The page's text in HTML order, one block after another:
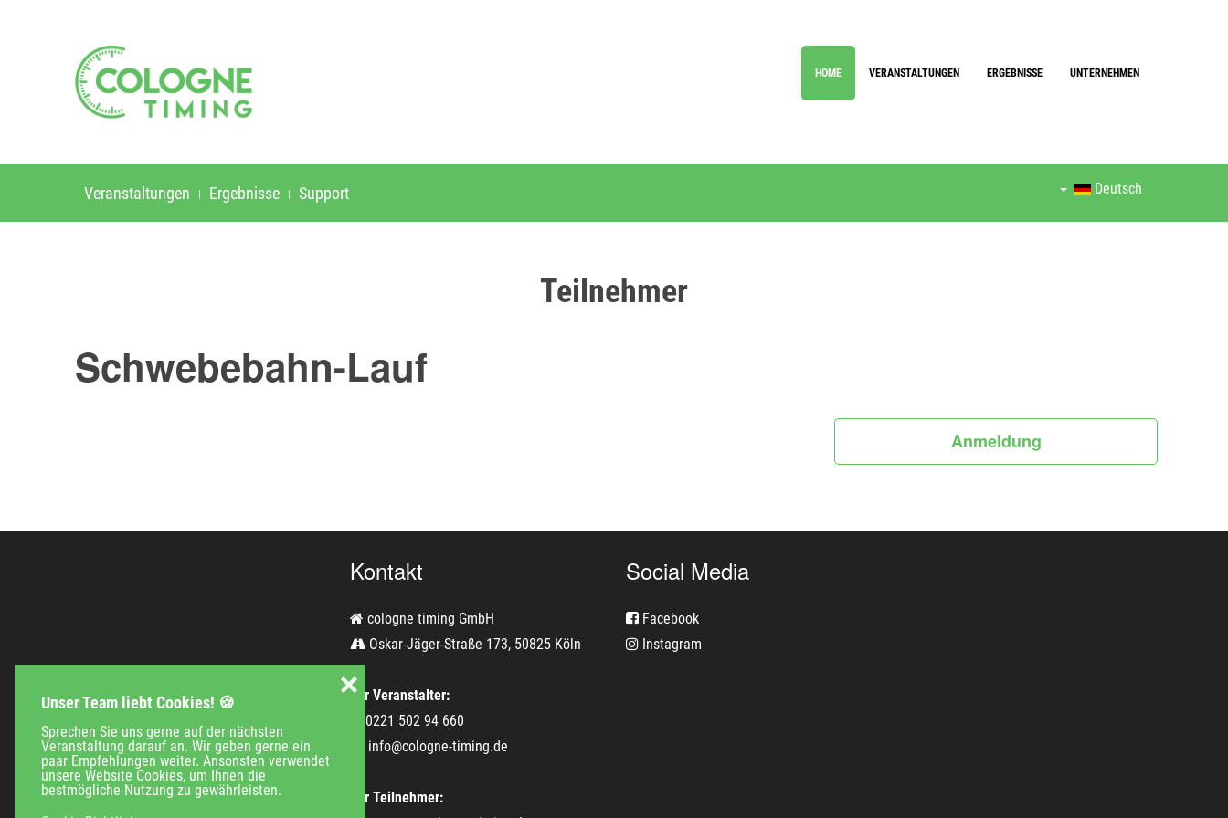
Unser Team liebt Cookies! 🍪
Sprechen Sie uns gerne auf der nächsten
Veranstaltung darauf an. Wir geben gerne ein
paar Empfehlungen weiter. Ansonsten verwendet
unsere Website Cookies, um Ihnen die
bestmögliche Nutzung zu gewährleisten.
❌
HOME VERANSTALTUNGEN ERGEBNISSE UNTERNEHMEN
Veranstaltungen Ergebnisse Support Deutsch
Teilnehmer
Schwebebahn-Lauf
Anmeldung
Kontakt
cologne timing GmbH
Oskar-Jäger-Straße 173, 50825 Köln
Für Veranstalter:
0221 502 94 660
info@cologne-timing.de
Für Teilnehmer:
Social Media
Facebook
Instagram